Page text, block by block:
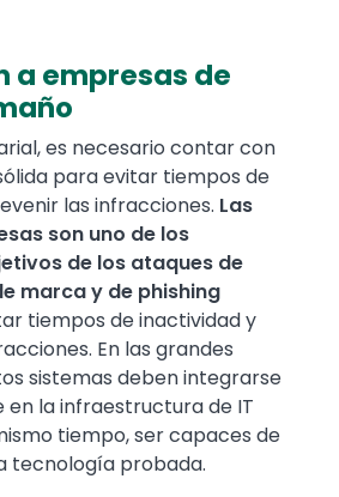
a empresas de
es necesario contar con
para evitar tiempos de
las infracciones. Las
son uno de los
de los ataques de
marca y de phishing
tiempos de inactividad y
En las grandes
sistemas deben integrarse
la infraestructura de IT
tiempo, ser capaces de
tecnología probada.